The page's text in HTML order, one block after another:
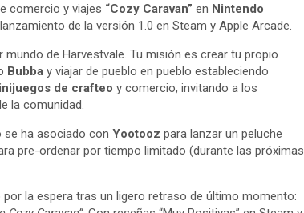
comercio y viajes “Cozy Caravan” en Nintendo
de la versión 1.0 en Steam y Apple Arcade.
de Harvestvale. Tu misión es crear tu propio
Bubba y viajar de pueblo en pueblo estableciendo
de crafteo y comercio, invitando a los
la comunidad.
se ha asociado con Yootooz para lanzar un peluche
pre-ordenar por tiempo limitado (durante las próximas
la espera tras un ligero retraso de último momento: